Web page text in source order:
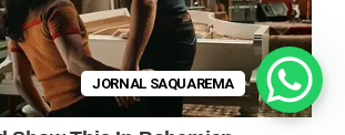
JORNAL SAQUAREMA